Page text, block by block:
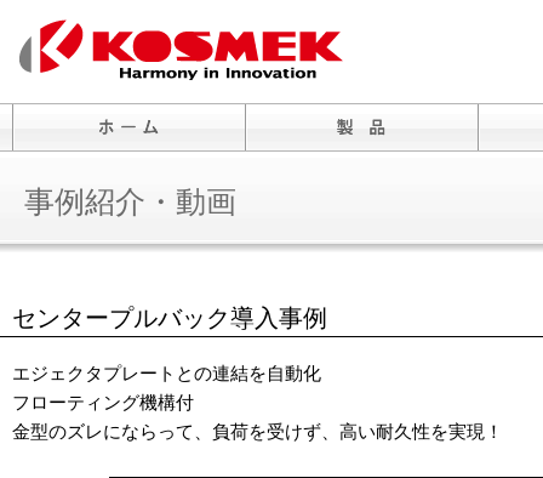
事例紹介・動画
センタープルバック導入事例
エジェクタプレートとの連結を自動化
フローティング機構付
金型のズレにならって、負荷を受けず、高い耐久性を実現！